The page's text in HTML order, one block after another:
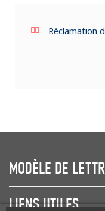
Réclamation
MODÈLE DE
LIENS UTILES